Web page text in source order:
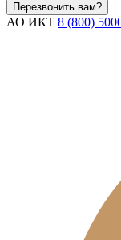
Перезвонить вам?
АО ИКТ 8 (800)